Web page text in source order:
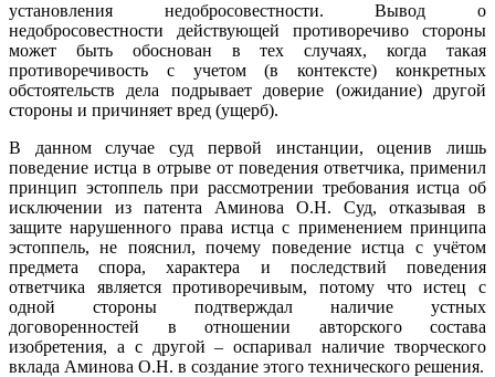
установления недобросовестности. Вывод о
недобросовестности действующей противоречиво стороны
может быть обоснован в тех случаях, когда такая
противоречивость с учетом (в контексте) конкретных
обстоятельств дела подрывает доверие (ожидание) другой
стороны и причиняет вред (ущерб).
В данном случае суд первой инстанции, оценив лишь
поведение истца в отрыве от поведения ответчика, применил
принцип эстоппель при рассмотрении требования истца об
исключении из патента Аминова О.Н. Суд, отказывая в
защите нарушенного права истца с применением принципа
эстоппель, не пояснил, почему поведение истца с учётом
предмета спора, характера и последствий поведения
ответчика является противоречивым, потому что истец с
одной стороны подтверждал наличие устных
договоренностей в отношении авторского состава
изобретения, а с другой – оспаривал наличие творческого
вклада Аминова О.Н. в создание этого технического решения.